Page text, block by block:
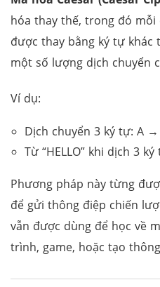
hóa thay thế, trong đó
được thay bằng ký tự khác
một số lượng dịch chuyển
Ví dụ:
Dịch chuyển 3 ký tự: A
Từ “HELLO” khi dịch 3
Phương pháp này từng
để gửi thông điệp chiến
vẫn được dùng để học về
trình, game, hoặc tạo